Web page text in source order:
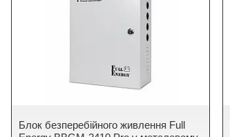
Блок безперебійного живлення Full